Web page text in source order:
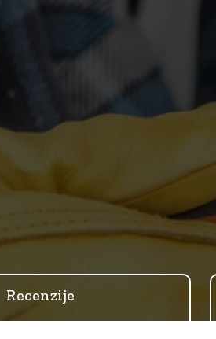
Recenzije